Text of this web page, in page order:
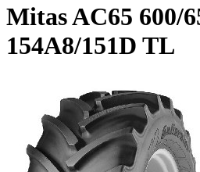
Mitas AC65 600/
154A8/151D TL